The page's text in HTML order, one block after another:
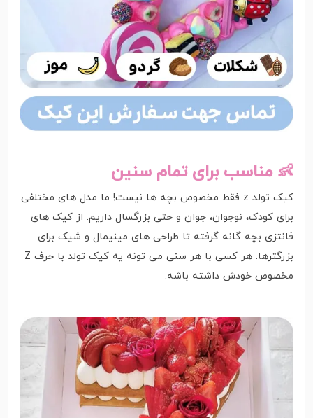
👶 مناسب برای تمام سنین
کیک تولد z فقط مخصوص بچه ها نیست! ما مدل های مختلفی
برای کودک، نوجوان، جوان و حتی بزرگسال داریم. از کیک های
فانتزی بچه گانه گرفته تا طراحی های مینیمال و شیک برای
بزرگترها. هر کسی با هر سنی می تونه یه کیک تولد با حرف Z
مخصوص خودش داشته باشه.